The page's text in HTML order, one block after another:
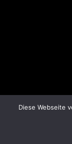
Diese Webseite